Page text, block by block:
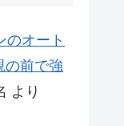
のオート
の前で強
より